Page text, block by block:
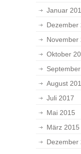
Januar
Dezember
November
Oktober
August
Juli 2017
Mai 2015
März 2015
Dezember